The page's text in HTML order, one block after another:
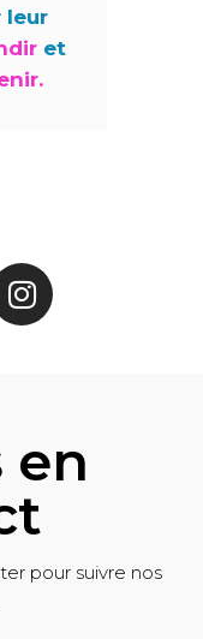
leur
et
en
pour suivre nos